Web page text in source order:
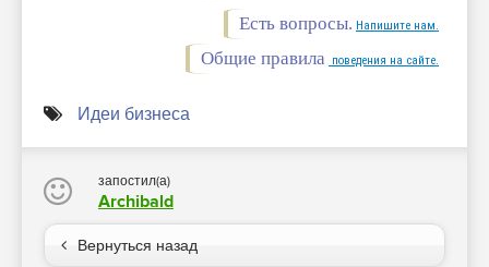
Есть вопросы. Напишите нам.
Общие правила поведения на сайте.
Идеи бизнеса
запостил(а)
Archibald
Вернуться назад